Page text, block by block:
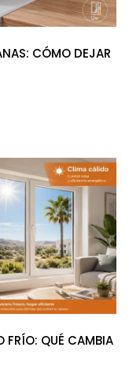
CÓMO DEJAR
FRÍO: QUÉ CAMBIA